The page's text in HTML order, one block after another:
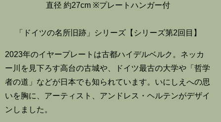
直径 約27cm ※プレートハンガー付
「ドイツの名所旧跡」シリーズ【シリーズ第2回目】
2023年のイヤープレートは古都ハイデルベルク。ネッカ
ー川を見下ろす高台の古城や、ドイツ最古の大学や「哲学
者の道」などが日本でも知られています。いにしえへの思
いを胸に、アーティスト、アンドレス・ヘルテンがデザイ
ンしました。